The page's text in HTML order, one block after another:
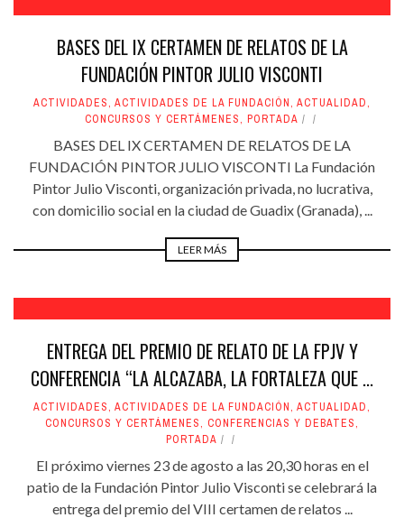
BASES DEL IX CERTAMEN DE RELATOS DE LA
FUNDACIÓN PINTOR JULIO VISCONTI
ACTIVIDADES, ACTIVIDADES DE LA FUNDACIÓN, ACTUALIDAD,
CONCURSOS Y CERTÁMENES, PORTADA
BASES DEL IX CERTAMEN DE RELATOS DE LA
FUNDACIÓN PINTOR JULIO VISCONTI La Fundación
Pintor Julio Visconti, organización privada, no lucrativa,
con domicilio social en la ciudad de Guadix (Granada), ...
LEER MÁS
ENTREGA DEL PREMIO DE RELATO DE LA FPJV Y
CONFERENCIA “LA ALCAZABA, LA FORTALEZA QUE ...
ACTIVIDADES, ACTIVIDADES DE LA FUNDACIÓN, ACTUALIDAD,
CONCURSOS Y CERTÁMENES, CONFERENCIAS Y DEBATES,
PORTADA
EI próximo viernes 23 de agosto a las 20,30 horas en el
patio de la Fundación Pintor Julio Visconti se celebrará la
entrega del premio del VIII certamen de relatos ...